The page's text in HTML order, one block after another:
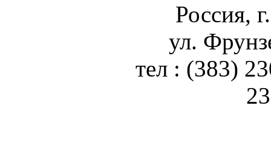
Россия,
ул.
тел : (383)